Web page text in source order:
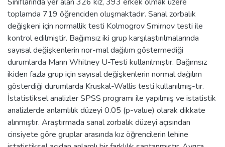
toplamda 719 öğrenciden oluşmaktadır. Sanal zorbalık
değişkeni için normallik testi Kolmogrov Smirnov testi ile
kontrol edilmiştir. Bağımsız iki grup karşılaştırılmalarında
sayısal değişkenlerin nor-mal dağılım göstermediği
durumlarda Mann Whitney U-Testi kullanılmıştır. Bağımsız
ikiden fazla grup için sayısal değişkenlerin normal dağılım
gösterdiği durumlarda Kruskal-Wallis testi kullanılmış-tır.
İstatistiksel analizler SPSS programı ile yapılmış ve istatistik
analizlerde anlamlılık düzeyi 0.05 (p-value) olarak dikkate
alınmıştır. Araştırmada sanal zorbalık düzeyi açısından
cinsiyete göre gruplar arasında kız öğrencilerin lehine